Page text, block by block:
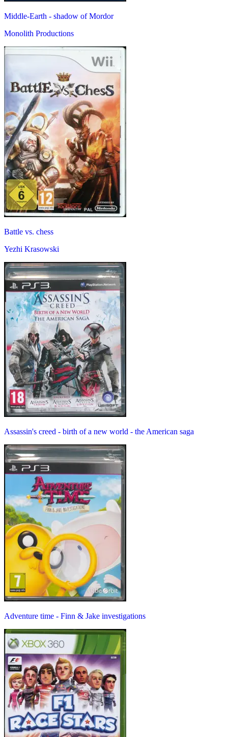
Middle-Earth - shadow of Mordor
Monolith Productions
Battle vs. chess
Yezhi Krasowski
Assassin's creed - birth of a new world - the American saga
Adventure time - Finn & Jake investigations